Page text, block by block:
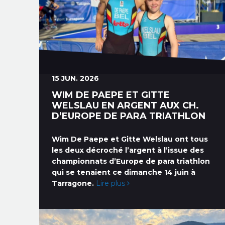
15 JUN. 2026
WIM DE PAEPE ET GITTE
WELSLAU EN ARGENT AUX CH.
D’EUROPE DE PARA TRIATHLON
Wim De Paepe et Gitte Welslau ont tous
les deux décroché l’argent à l’issue des
championnats d’Europe de para triathlon
qui se tenaient ce dimanche 14 juin à
Tarragone. Lire plus